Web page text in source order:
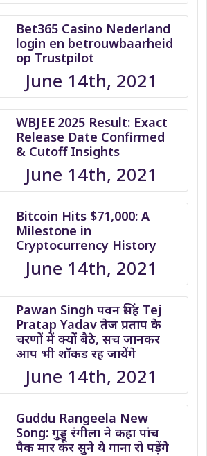
Bet365 Casino Nederland
login en betrouwbaarheid
op Trustpilot
June 14th, 2021
WBJEE 2025 Result: Exact
Release Date Confirmed
& Cutoff Insights
June 14th, 2021
Bitcoin Hits $71,000: A
Milestone in
Cryptocurrency History
June 14th, 2021
Pawan Singh पवन सिंह Tej
Pratap Yadav तेज प्रताप के
चरणों में क्यों बैठे, सच जानकर
आप भी शॉकड रह जायेंगे
June 14th, 2021
Guddu Rangeela New
Song: गुड्डू रंगीला ने कहा पांच
पैक मार कर सुने ये गाना रो पड़ेंगे